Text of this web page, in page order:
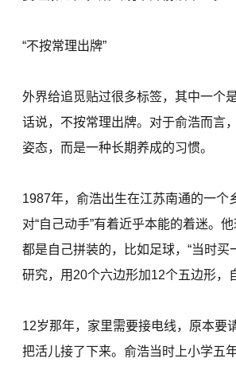
“不按常理出牌”
外界给追觅贴过很多标签，其中一个
话说，不按常理出牌。对于俞浩而言
姿态，而是一种长期养成的习惯。
1987年，俞浩出生在江苏南通的一个
对“自己动手”有着近乎本能的着迷。
都是自己拼装的，比如足球，“当时买
研究，用20个六边形加12个五边形，
12岁那年，家里需要接电线，原本要
把活儿接了下来。俞浩当时上小学五